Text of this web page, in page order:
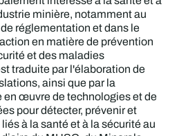
minière, notamment au
réglementation et dans le
en matière de prévention
et des maladies
traduite par l'élaboration de
ainsi que par la
en œuvre de technologies et de
pour détecter, prévenir et
à la santé et à la sécurité au